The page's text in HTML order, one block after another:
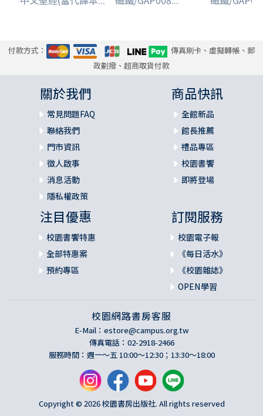
付款方式：
傳真刷卡、虛擬轉帳、郵
政劃撥、超商取貨付款
關於我們
常見問題FAQ
聯絡我們
門市資訊
徵人啟事
消息活動
隱私權政策
商品快訊
全館新品
館長推薦
禮品專區
校園書饗
即將登場
注目優惠
校園書饗特惠
全部特惠案
預約專區
訂閱服務
校園電子報
《每日活水》
《校園雜誌》
OPEN學習
校園網路書房客服
E-Mail： estore@campus.org.tw
傳真電話：02-2918-2466
服務時間：週一～五 10:00～12:30；13:30～18:00
Copyright © 2026 校園書房出版社. All rights reserved